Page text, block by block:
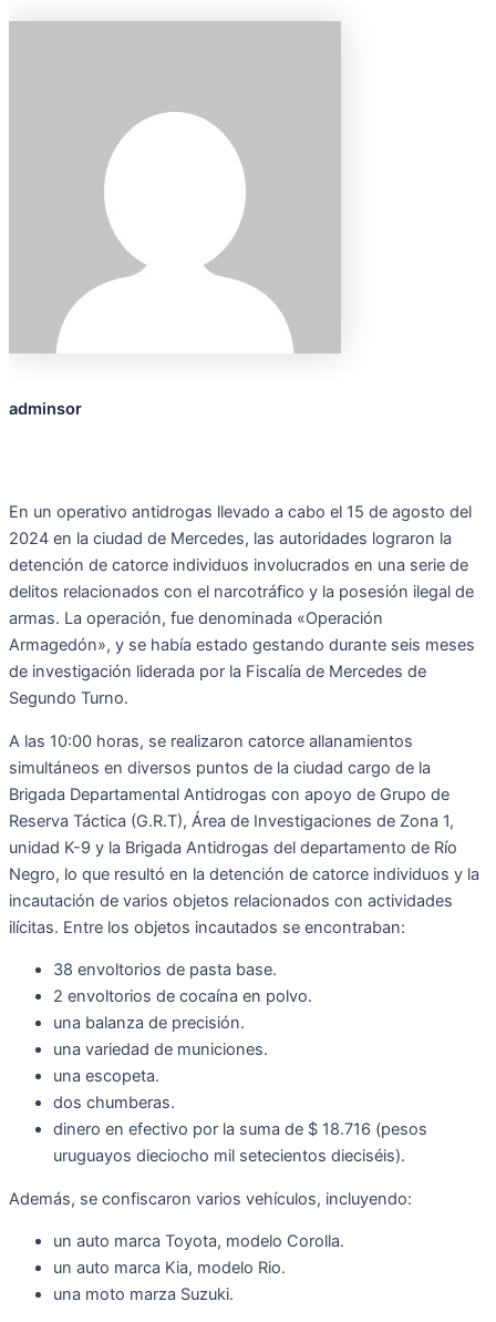
adminsor
En un operativo antidrogas llevado a cabo el 15 de agosto del
2024 en la ciudad de Mercedes, las autoridades lograron la
detención de catorce individuos involucrados en una serie de
delitos relacionados con el narcotráfico y la posesión ilegal de
armas. La operación, fue denominada «Operación
Armagedón», y se había estado gestando durante seis meses
de investigación liderada por la Fiscalía de Mercedes de
Segundo Turno.
A las 10:00 horas, se realizaron catorce allanamientos
simultáneos en diversos puntos de la ciudad cargo de la
Brigada Departamental Antidrogas con apoyo de Grupo de
Reserva Táctica (G.R.T), Área de Investigaciones de Zona 1,
unidad K-9 y la Brigada Antidrogas del departamento de Río
Negro, lo que resultó en la detención de catorce individuos y la
incautación de varios objetos relacionados con actividades
ilícitas. Entre los objetos incautados se encontraban:
38 envoltorios de pasta base.
2 envoltorios de cocaína en polvo.
una balanza de precisión.
una variedad de municiones.
una escopeta.
dos chumberas.
dinero en efectivo por la suma de $ 18.716 (pesos
uruguayos dieciocho mil setecientos dieciséis).
Además, se confiscaron varios vehículos, incluyendo:
un auto marca Toyota, modelo Corolla.
un auto marca Kia, modelo Rio.
una moto marza Suzuki.